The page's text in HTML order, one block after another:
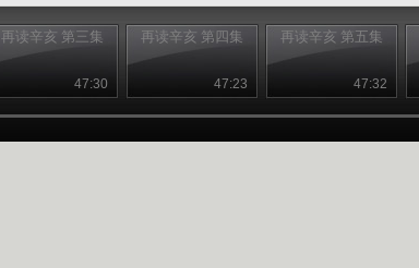
再读辛亥 第三集
47:30
再读辛亥 第四集
47:23
再读辛亥 第五集
47:32